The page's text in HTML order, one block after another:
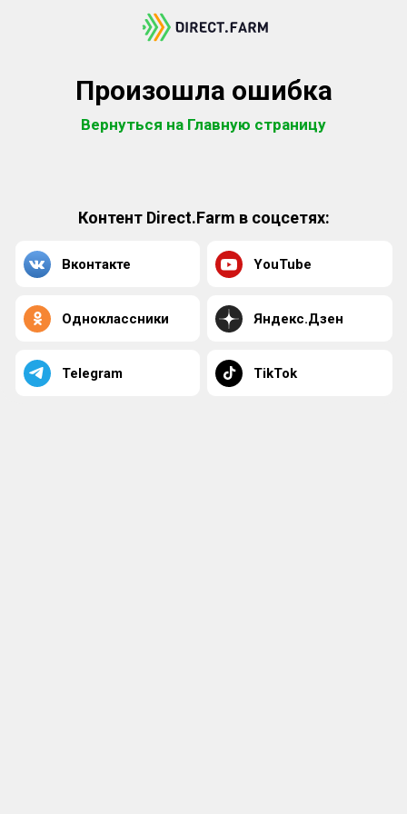
Произошла ошибка
Вернуться на Главную страницу
Контент Direct.Farm в соцсетях:
Вконтакте YouTube
Одноклассники Яндекс.Дзен
Telegram TikTok